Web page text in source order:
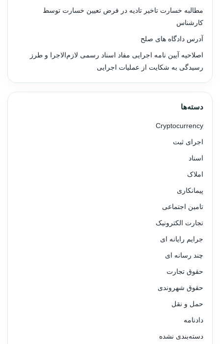
مطالبه خسارت تاخیر تادیه در فرض تعیین خسارت توسط
کارشناس
آدرس دادگاه های صلح
اصلاحیه آیین نامه اجرایی مفاد اسناد رسمی لازم‌الاجرا و طرز
رسیدگی به شکایت از عملیات اجرایی
دسته‌ها
Cryptocurrency
اجرای ثبت
اسناد
املاک
پیمانکاری
تامین اجتماعی
تجارت الکترونیک
جرایم رایانه ای
چند رسانه ای
حقوق تجارت
حقوق شهروندی
حمل و نقل
دادنامه
دسته‌بندی نشده